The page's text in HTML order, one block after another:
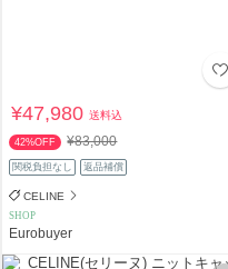
¥47,980送料込
42%OFF ¥83,000
関税負担なし 返品補償
CELINE
SHOP
Eurobuyer